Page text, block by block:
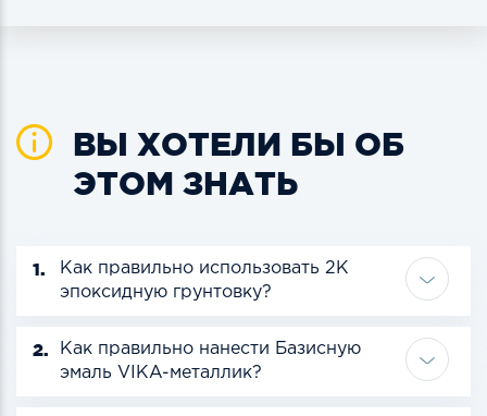
ВЫ ХОТЕЛИ БЫ ОБ
ЭТОМ ЗНАТЬ
1.
Как правильно использовать 2К
эпоксидную грунтовку?
2.
Как правильно нанести Базисную
эмаль VIKA-металлик?